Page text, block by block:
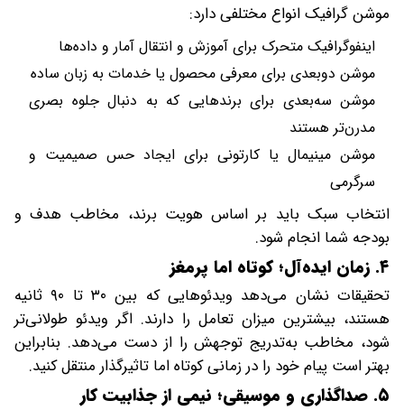
موشن گرافیک انواع مختلفی دارد:
اینفوگرافیک متحرک برای آموزش و انتقال آمار و داده‌ها
موشن دو‌بعدی برای معرفی محصول یا خدمات به زبان ساده
موشن سه‌بعدی برای برندهایی که به دنبال جلوه بصری
مدرن‌تر هستند
موشن مینیمال یا کارتونی برای ایجاد حس صمیمیت و
سرگرمی
انتخاب سبک باید بر اساس هویت برند، مخاطب هدف و
بودجه شما انجام شود.
۴. زمان ایده‌آل؛ کوتاه اما پرمغز
تحقیقات نشان می‌دهد ویدئوهایی که بین ۳۰ تا ۹۰ ثانیه
هستند، بیشترین میزان تعامل را دارند. اگر ویدئو طولانی‌تر
شود، مخاطب به‌تدریج توجهش را از دست می‌دهد. بنابراین
بهتر است پیام خود را در زمانی کوتاه اما تاثیرگذار منتقل کنید.
۵. صداگذاری و موسیقی؛ نیمی از جذابیت کار